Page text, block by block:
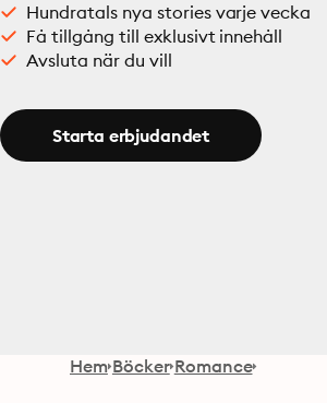
Hundratals nya stories varje vecka
Få tillgång till exklusivt innehåll
Avsluta när du vill
Starta erbjudandet
Hem Böcker Romance